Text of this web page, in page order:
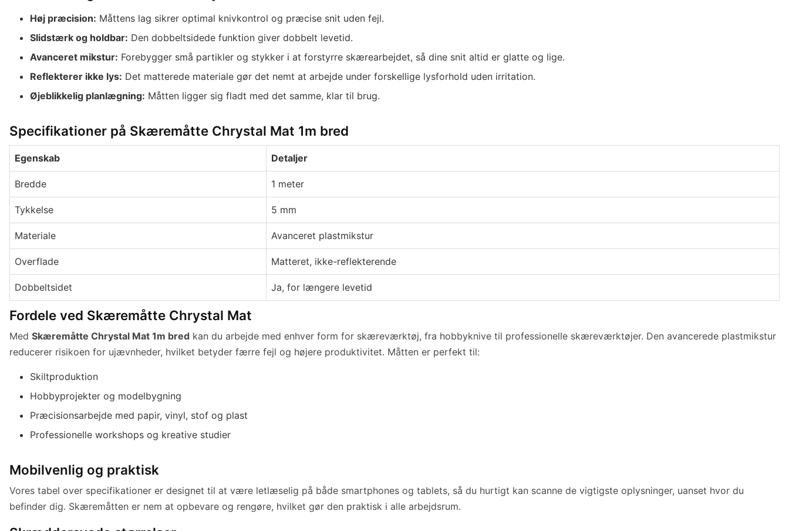
Høj præcision: Måttens lag sikrer optimal knivkontrol og præcise snit uden fejl.
Slidstærk og holdbar: Den dobbeltsidede funktion giver dobbelt levetid.
Avanceret mikstur: Forebygger små partikler og stykker i at forstyrre skærearbejdet, så dine snit altid er glatte og lige.
Reflekterer ikke lys: Det matterede materiale gør det nemt at arbejde under forskellige lysforhold uden irritation.
Øjeblikkelig planlægning: Måtten ligger sig fladt med det samme, klar til brug.
Specifikationer på Skæremåtte Chrystal Mat 1m bred
Egenskab Detaljer
Bredde 1 meter
Tykkelse 5 mm
Materiale Avanceret plastmikstur
Overflade Matteret, ikke-reflekterende
Dobbeltsidet Ja, for længere levetid
Fordele ved Skæremåtte Chrystal Mat
Med Skæremåtte Chrystal Mat 1m bred kan du arbejde med enhver form for skæreværktøj, fra hobbyknive til professionelle skæreværktøjer. Den avancerede plastmikstur
reducerer risikoen for ujævnheder, hvilket betyder færre fejl og højere produktivitet. Måtten er perfekt til:
Skiltproduktion
Hobbyprojekter og modelbygning
Præcisionsarbejde med papir, vinyl, stof og plast
Professionelle workshops og kreative studier
Mobilvenlig og praktisk
Vores tabel over specifikationer er designet til at være letlæselig på både smartphones og tablets, så du hurtigt kan scanne de vigtigste oplysninger, uanset hvor du
befinder dig. Skæremåtten er nem at opbevare og rengøre, hvilket gør den praktisk i alle arbejdsrum.